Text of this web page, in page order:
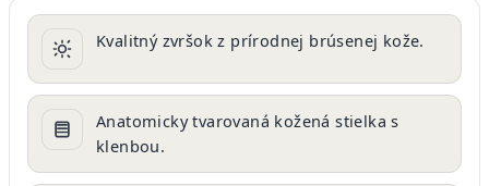
Kvalitný zvršok z prírodnej brúsenej kože.
Anatomicky tvarovaná kožená stielka s
klenbou.